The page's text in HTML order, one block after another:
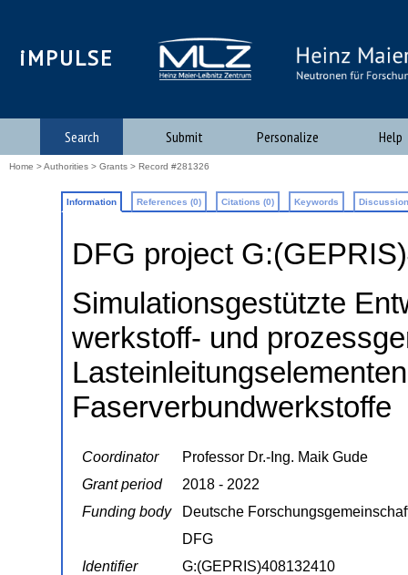
iMPULSE
Search Submit Personalize Help
Home >Authorities > Grants > Record #281326
Information References (0) Citations (0) Keywords
DFG project
Simulationsgestützte
werkstoff- und
Faserverbundwerkstoffe
Coordinator
Professor Dr.-Ing. Maik Gude
Grant period
2018 - 2022
Funding body
Deutsche
DFG
Identifier
G:(GEPRIS)408132410